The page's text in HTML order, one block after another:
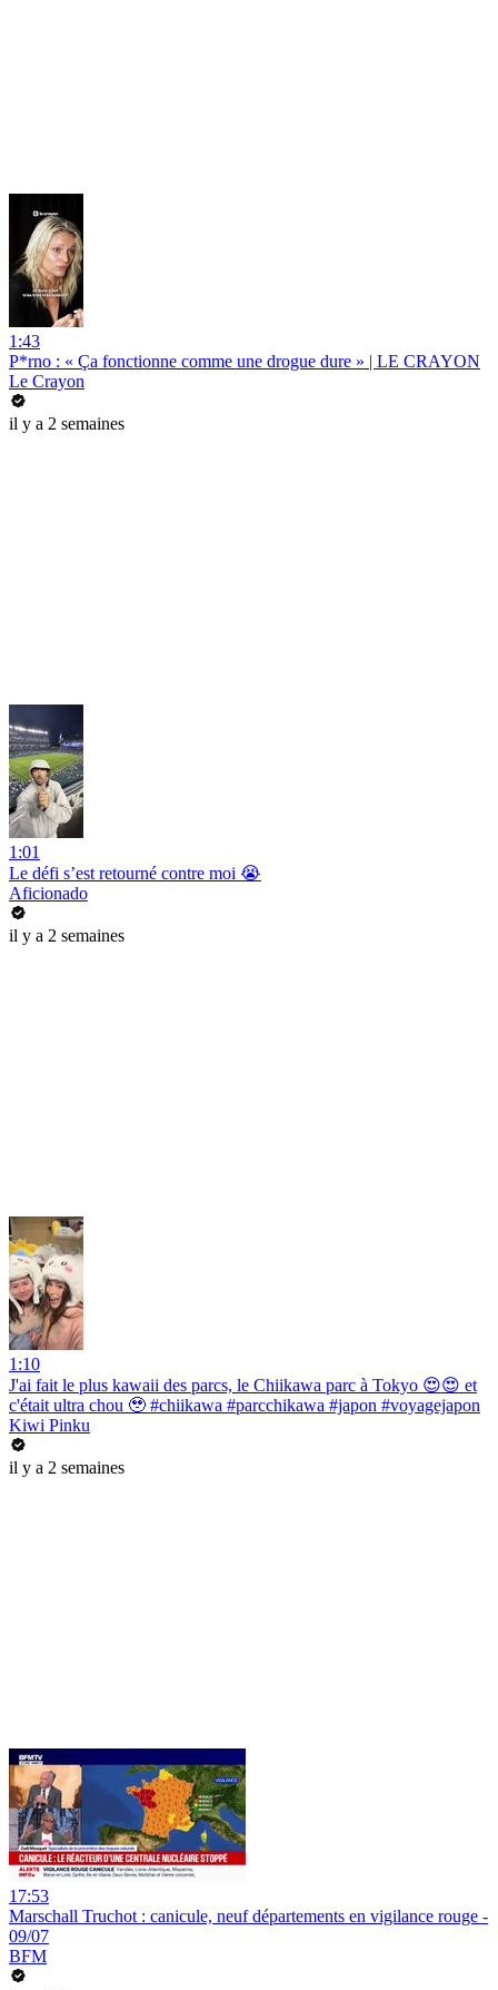
1:43
P*rno : « Ça fonctionne comme une drogue dure » | LE CRAYON
Le Crayon
il y a 2 semaines
1:01
Le défi s’est retourné contre moi 😭
Aficionado
il y a 2 semaines
1:10
J'ai fait le plus kawaii des parcs, le Chiikawa parc à Tokyo 😍😍 et
c'était ultra chou 🥹 #chiikawa #parcchikawa #japon #voyagejapon
Kiwi Pinku
il y a 2 semaines
17:53
Marschall Truchot : canicule, neuf départements en vigilance rouge -
09/07
BFM